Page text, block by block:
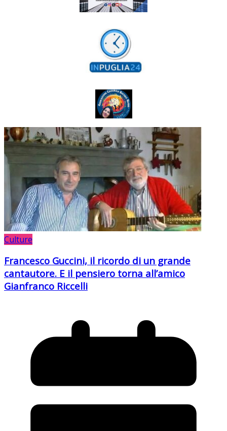
Culture
Francesco Guccini, il ricordo di un grande
cantautore. E il pensiero torna all’amico
Gianfranco Riccelli